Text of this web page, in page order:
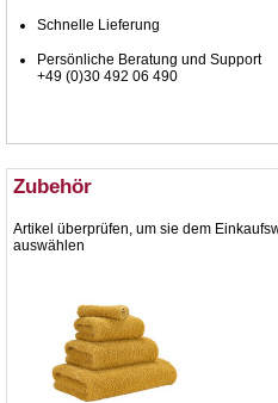
Schnelle Lieferung
Persönliche Beratung und Support
+49 (0)30 492 06 490
Zubehör
Artikel überprüfen, um sie dem
auswählen